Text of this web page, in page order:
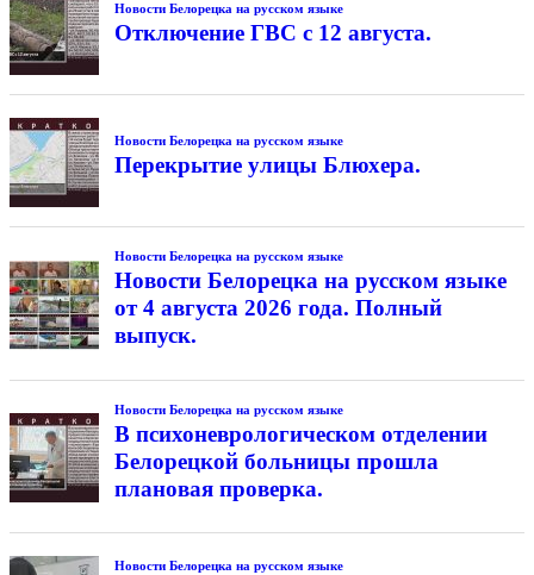
Новости Белорецка на русском языке
Отключение ГВС с 12 августа.
Новости Белорецка на русском языке
Перекрытие улицы Блюхера.
Новости Белорецка на русском языке
Новости Белорецка на русском языке
от 4 августа 2026 года. Полный
выпуск.
Новости Белорецка на русском языке
В психоневрологическом отделении
Белорецкой больницы прошла
плановая проверка.
Новости Белорецка на русском языке